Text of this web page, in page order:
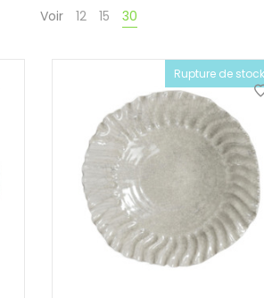
Voir 12 15 30
Rupture de stock